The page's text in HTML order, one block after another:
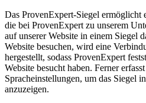
Das ProvenExpert-Siegel ermöglicht
die bei ProvenExpert zu unserem
auf unserer Website in einem Siegel
Website besuchen, wird eine
hergestellt, sodass ProvenExpert
Website besucht haben. Ferner
Spracheinstellungen, um das Siegel
anzuzeigen.